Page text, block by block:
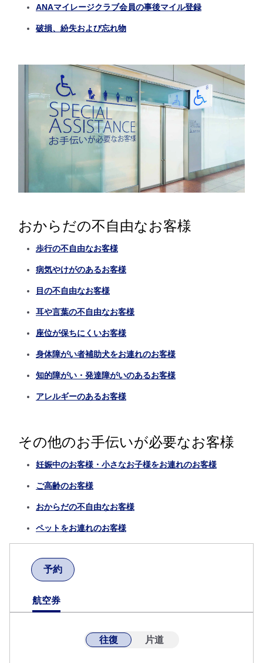
ANAマイレージクラブ会員の事後マイル登録
破損、紛失および忘れ物
おからだの不自由なお客様
歩行の不自由なお客様
病気やけがのあるお客様
目の不自由なお客様
耳や言葉の不自由なお客様
座位が保ちにくいお客様
身体障がい者補助犬をお連れのお客様
知的障がい・発達障がいのあるお客様
アレルギーのあるお客様
その他のお手伝いが必要なお客様
妊娠中のお客様・小さなお子様をお連れのお客様
ご高齢のお客様
おからだの不自由なお客様
ペットをお連れのお客様
予約
航空券
往復 片道